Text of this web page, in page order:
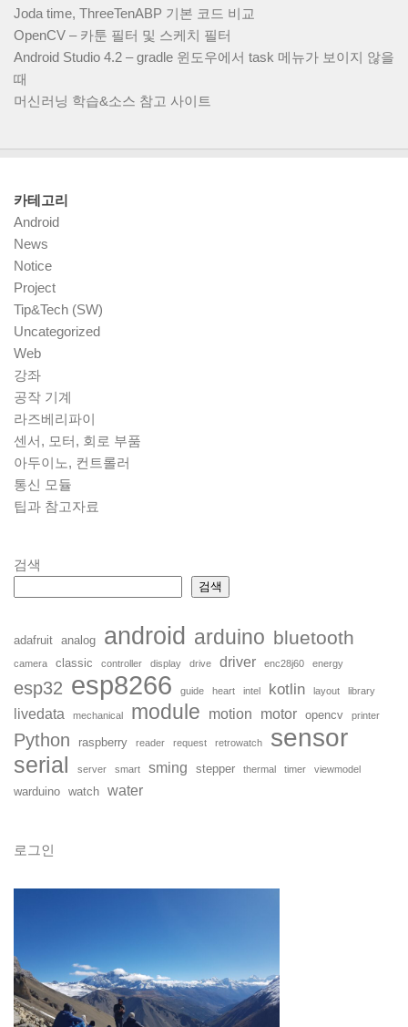
Joda time, ThreeTenABP 기본 코드 비교
OpenCV – 카툰 필터 및 스케치 필터
Android Studio 4.2 – gradle 윈도우에서 task 메뉴가 보이지 않을
때
머신러닝 학습&소스 참고 사이트
카테고리
Android
News
Notice
Project
Tip&Tech (SW)
Uncategorized
Web
강좌
공작 기계
라즈베리파이
센서, 모터, 회로 부품
아두이노, 컨트롤러
통신 모듈
팁과 참고자료
검색
검색
adafruit analog android arduino bluetooth
camera classic controller display drive driver enc28j60 energy
esp32 esp8266 guide heart intel kotlin layout library
livedata mechanical module motion motor opencv printer
Python raspberry reader request retrowatch sensor
serial server smart sming stepper thermal timer viewmodel
warduino watch water
로그인